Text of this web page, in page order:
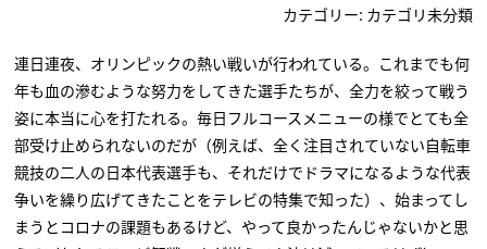
カテゴリー: カテゴリ未分類
連日連夜、オリンピックの熱い戦いが行われている。これまでも何
年も血の滲むような努力をしてきた選手たちが、全力を絞って戦う
姿に本当に心を打たれる。毎日フルコースメニューの様でとても全
部受け止められないのだが（例えば、全く注目されていない自転車
競技の二人の日本代表選手も、それだけでドラマになるような代表
争いを繰り広げてきたことをテレビの特集で知った）、始まってし
まうとコロナの課題もあるけど、やって良かったんじゃないかと思